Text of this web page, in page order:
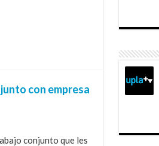
con empresa
conjunto que les